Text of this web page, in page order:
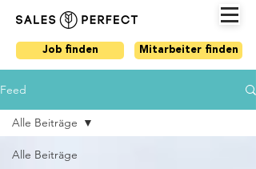
Job finden Mitarbeiter finden
Feed
Alle Beiträge
Alle Beiträge